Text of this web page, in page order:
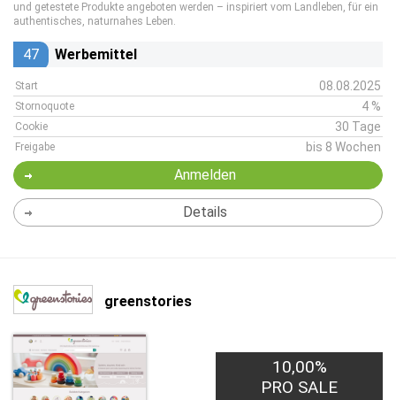
und getestete Produkte angeboten werden – inspiriert vom Landleben, für ein
authentisches, naturnahes Leben.
47 Werbemittel
Start 08.08.2025
Stornoquote 4 %
Cookie 30 Tage
Freigabe bis 8 Wochen
Anmelden
Details
greenstories
10,00%
PRO SALE